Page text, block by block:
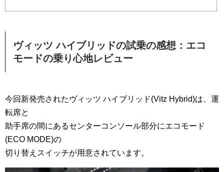
ヴィッツ ハイブリッドの試乗の感想：エコ
モードの乗り心地レビュー
今回新発売されたヴィッツ ハイブリッド(Vitz Hybrid)は、運
転席と
助手席の間にあるセンターコンソール部分にエコモード
(ECO MODE)の
切り替えスイッチが用意されています。